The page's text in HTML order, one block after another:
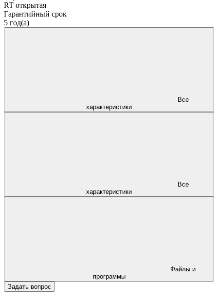
RT открытая
Гарантийный срок
5 год(а)
характеристики
характеристики
программы
Задать вопрос